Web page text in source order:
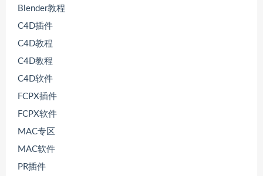
Blender教程
C4D插件
C4D教程
C4D教程
C4D软件
FCPX插件
FCPX软件
MAC专区
MAC软件
PR插件